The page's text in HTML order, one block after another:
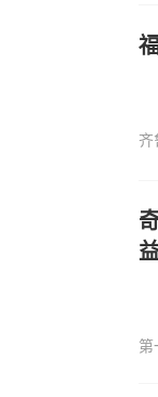
齐